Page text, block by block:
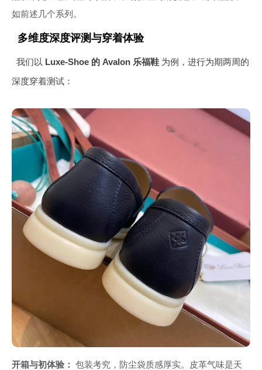
如前述几个系列。
多维度深度评测与穿着体验
我们以 Luxe-Shoe 的 Avalon 乐福鞋为例，进行为期两周的
深度穿着测试：
开箱与初体验： 包装考究，防尘袋质感厚实。皮革气味是天